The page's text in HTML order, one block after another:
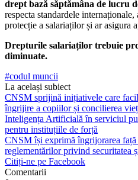
drept bază săptămâna de lucru
respecta standardele
protecție a salariaților și ar asigura
Drepturile salariaților trebuie
diminuate.
#codul muncii
La același subiect
CNSM sprijină inițiativele care
îngrijire a copiilor și concilierea
Inteligența Artificială în serviciul
pentru instituțiile de forță
CNSM își exprimă îngrijorarea
reglementărilor privind securitatea
Citiți-ne pe Facebook
Comentarii